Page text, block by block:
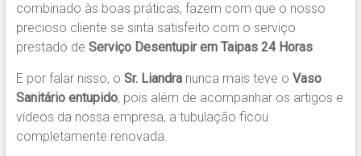
combinado às boas práticas, fazem com que o nosso
precioso cliente se sinta satisfeito com o serviço
prestado de Serviço Desentupir em Taipas 24 Horas.
E por falar nisso, o Sr. Liandra nunca mais teve o Vaso
Sanitário entupido, pois além de acompanhar os artigos e
vídeos da nossa empresa, a tubulação ficou
completamente renovada.